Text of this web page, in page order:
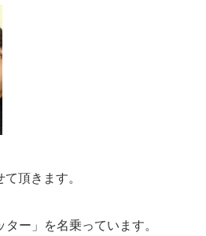
頂きます。
ー」を名乗っています。